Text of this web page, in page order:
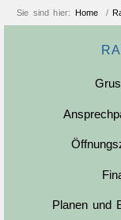
Sie sind hier: Home /
Planen und